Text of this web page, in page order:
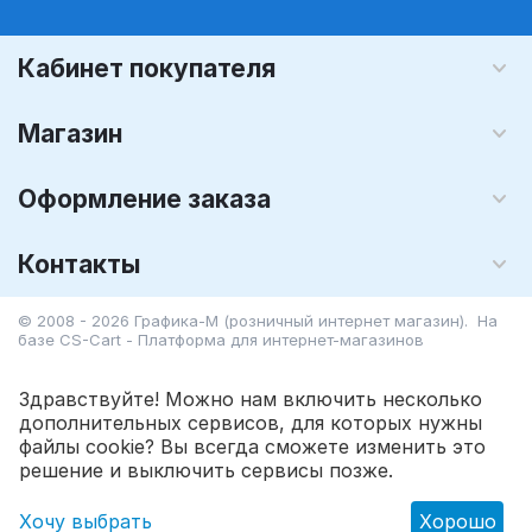
207.90 Р В корзину
Кабинет покупателя
Магазин
Оформление заказа
Контакты
© 2008 - 2026 Графика-М (розничный интернет магазин). На
базе CS-Cart - Платформа для интернет-магазинов
Здравствуйте! Можно нам включить несколько
дополнительных сервисов, для которых нужны
файлы cookie? Вы всегда сможете изменить это
решение и выключить сервисы позже.
Хочу выбрать Хорошо